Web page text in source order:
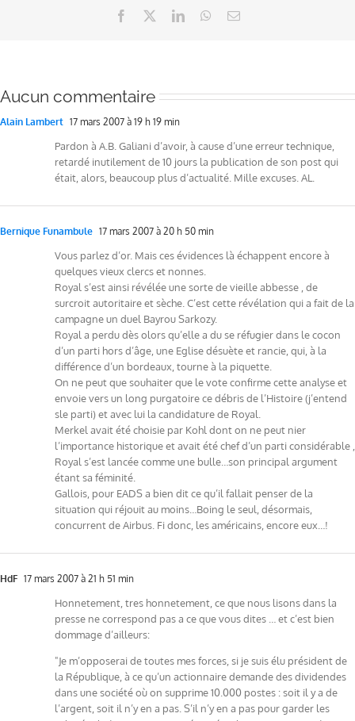
Facebook LinkedInWhatsApp
Email
Aucun commentaire
Alain Lambert 17 mars 2007 à 19 h 19 min
Pardon à A.B. Galiani d’avoir, à cause d’une erreur technique,
retardé inutilement de 10 jours la publication de son post qui
était, alors, beaucoup plus d’actualité. Mille excuses. AL.
Bernique Funambule 17 mars 2007 à 20 h 50 min
Vous parlez d’or. Mais ces évidences là échappent encore à
quelques vieux clercs et nonnes.
Royal s’est ainsi révélée une sorte de vieille abbesse , de
surcroit autoritaire et sèche. C’est cette révélation qui a fait de la
campagne un duel Bayrou Sarkozy.
Royal a perdu dès olors qu’elle a du se réfugier dans le cocon
d’un parti hors d’âge, une Eglise désuète et rancie, qui, à la
différence d’un bordeaux, tourne à la piquette.
On ne peut que souhaiter que le vote confirme cette analyse et
envoie vers un long purgatoire ce débris de l’Histoire (j’entend
sle parti) et avec lui la candidature de Royal.
Merkel avait été choisie par Kohl dont on ne peut nier
l’importance historique et avait été chef d’un parti considérable ,
Royal s’est lancée comme une bulle…son principal argument
étant sa féminité.
Gallois, pour EADS a bien dit ce qu’il fallait penser de la
situation qui réjouit au moins…Boing le seul, désormais,
concurrent de Airbus. Fi donc, les américains, encore eux…!
HdF 17 mars 2007 à 21 h 51 min
Honnetement, tres honnetement, ce que nous lisons dans la
presse ne correspond pas a ce que vous dites … et c’est bien
dommage d’ailleurs:
"Je m’opposerai de toutes mes forces, si je suis élu président de
la République, à ce qu’un actionnaire demande des dividendes
dans une société où on supprime 10.000 postes : soit il y a de
l’argent, soit il n’y en a pas. S’il n’y en a pas pour garder les